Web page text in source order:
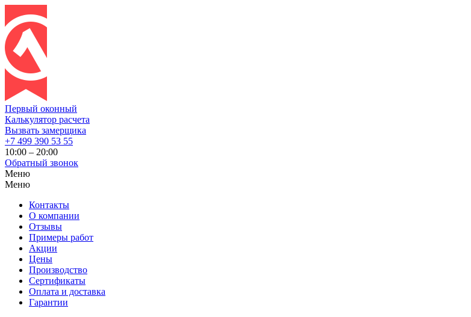
Первый оконный
Калькулятор расчета
Вызвать замерщика
+7 499 390 53 55
10:00 – 20:00
Обратный звонок
Меню
Меню
Контакты
О компании
Отзывы
Примеры работ
Акции
Цены
Производство
Сертификаты
Оплата и доставка
Гарантии